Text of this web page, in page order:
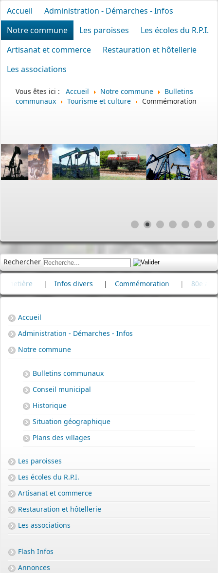
Accueil
Administration - Démarches - Infos
Notre commune
Les paroisses
Les écoles du R.P.I.
Artisanat et commerce
Restauration et hôtellerie
Les associations
Vous êtes ici : Accueil Notre commune
Bulletins
communaux
Tourisme et culture Commémoration
Rechercher
| Infos divers | Commémoration | 80e
Accueil
Administration - Démarches - Infos
Notre commune
Bulletins communaux
Conseil municipal
Historique
Situation géographique
Plans des villages
Les paroisses
Les écoles du R.P.I.
Artisanat et commerce
Restauration et hôtellerie
Les associations
Flash Infos
Annonces